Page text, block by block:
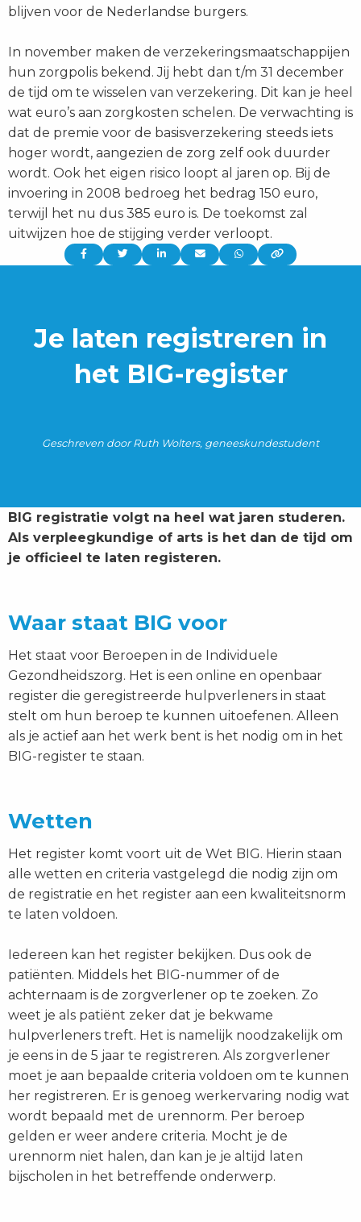
blijven voor de Nederlandse burgers.
In november maken de verzekeringsmaatschappijen
hun zorgpolis bekend. Jij hebt dan t/m 31 december
de tijd om te wisselen van verzekering. Dit kan je heel
wat euro’s aan zorgkosten schelen. De verwachting is
dat de premie voor de basisverzekering steeds iets
hoger wordt, aangezien de zorg zelf ook duurder
wordt. Ook het eigen risico loopt al jaren op. Bij de
invoering in 2008 bedroeg het bedrag 150 euro,
terwijl het nu dus 385 euro is. De toekomst zal
uitwijzen hoe de stijging verder verloopt.
Delen
Delen
Delen
Delen
Delen
Je laten registreren in
het BIG-register
Geschreven door Ruth Wolters, geneeskundestudent
BIG registratie volgt na heel wat jaren studeren.
Als verpleegkundige of arts is het dan de tijd om
je officieel te laten registeren.
Waar staat BIG voor
Het staat voor Beroepen in de Individuele
Gezondheidszorg. Het is een online en openbaar
register die geregistreerde hulpverleners in staat
stelt om hun beroep te kunnen uitoefenen. Alleen
als je actief aan het werk bent is het nodig om in het
BIG-register te staan.
Wetten
Het register komt voort uit de Wet BIG. Hierin staan
alle wetten en criteria vastgelegd die nodig zijn om
de registratie en het register aan een kwaliteitsnorm
te laten voldoen.
Iedereen kan het register bekijken. Dus ook de
patiënten. Middels het BIG-nummer of de
achternaam is de zorgverlener op te zoeken. Zo
weet je als patiënt zeker dat je bekwame
hulpverleners treft. Het is namelijk noodzakelijk om
je eens in de 5 jaar te registreren. Als zorgverlener
moet je aan bepaalde criteria voldoen om te kunnen
her registreren. Er is genoeg werkervaring nodig wat
wordt bepaald met de urennorm. Per beroep
gelden er weer andere criteria. Mocht je de
urennorm niet halen, dan kan je je altijd laten
bijscholen in het betreffende onderwerp.